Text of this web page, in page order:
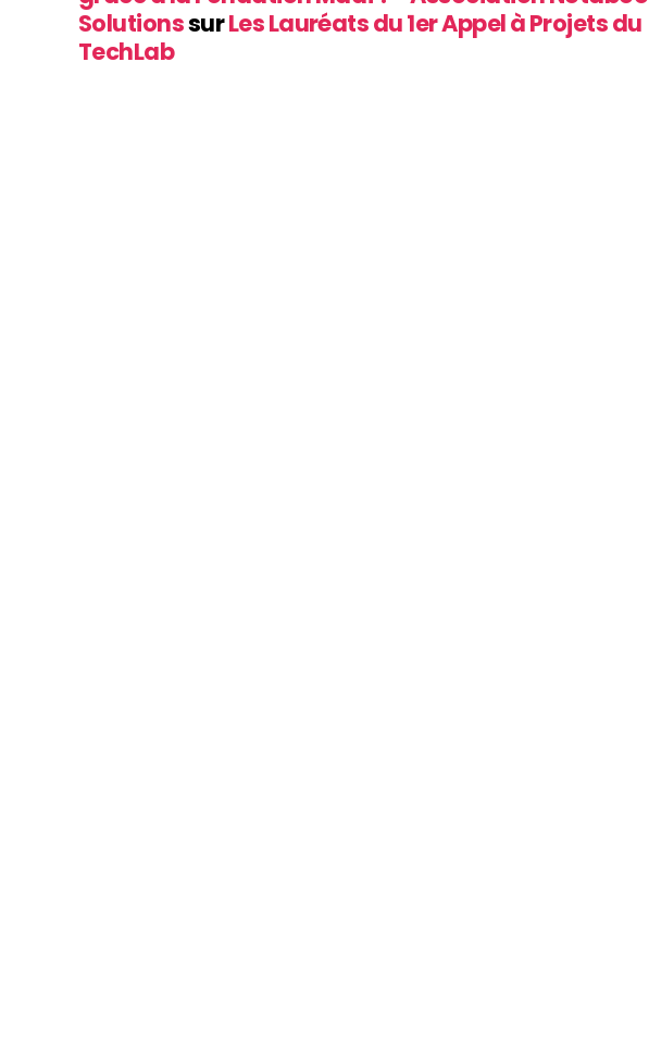
SolutionssurLes Lauréats du 1er Appel à Projets du
TechLab